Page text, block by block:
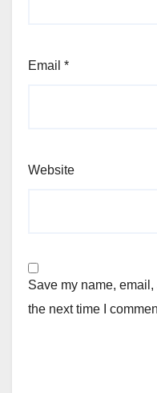
Email *
Website
Save my name,
the next time I